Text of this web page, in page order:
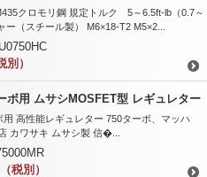
クロモリ鋼 規定トルク 5～6.5ft-lb（0.7～
ー（スチール製） M6×18-T2 M5×2...
別）
ボ用 ムサシMOSFET型 レギュレター
用 高性能レギュレター 750ターボ、マッハ
カワサキ ムサシ製 信�...
税別）